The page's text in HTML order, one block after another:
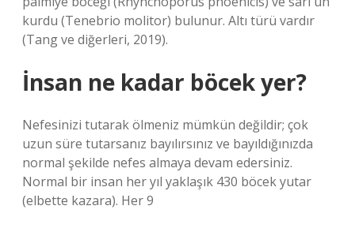
kurdu (Tenebrio molitor) bulunur. Altı türü vardır
(Tang ve diğerleri, 2019).
İnsan ne kadar böcek yer?
Nefesinizi tutarak ölmeniz mümkün değildir; çok
uzun süre tutarsanız bayılırsınız ve bayıldığınızda
normal şekilde nefes almaya devam edersiniz.
Normal bir insan her yıl yaklaşık 430 böcek yutar
(elbette kazara). Her 9